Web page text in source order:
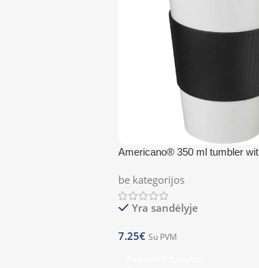
Americano® 350 ml tumbler
be kategorijos
Yra sandėlyje
7.25€ Su PVM